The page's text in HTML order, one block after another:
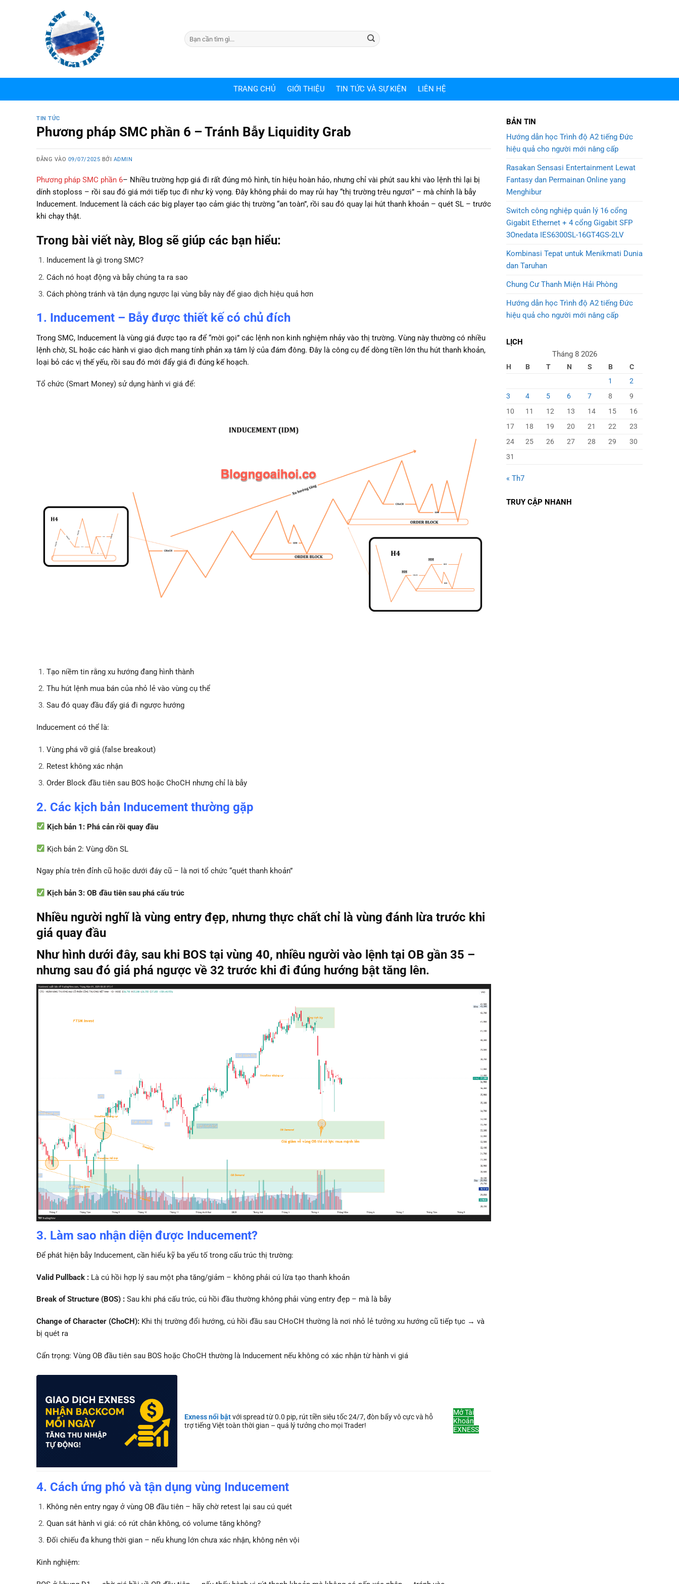
TRANG CHỦ GIỚI THIỆU TIN TỨC VÀ SỰ KIỆN LIÊN HỆ
TIN TỨC
Phương pháp SMC phần 6 – Tránh Bẫy Liquidity Grab
ĐĂNG VÀO 09/07/2025 BỞI ADMIN
Phương pháp SMC phần 6– Nhiều trường hợp giá đi rất đúng mô hình, tín hiệu hoàn hảo, nhưng chỉ vài phút sau khi vào lệnh thì lại bị
dính stoploss – rồi sau đó giá mới tiếp tục đi như kỳ vọng. Đây không phải do may rủi hay “thị trường trêu ngươi” – mà chính là bẫy
Inducement. Inducement là cách các big player tạo cảm giác thị trường “an toàn”, rồi sau đó quay lại hút thanh khoản – quét SL – trước
khi chạy thật.
Trong bài viết này, Blog sẽ giúp các bạn hiểu:
Inducement là gì trong SMC?
Cách nó hoạt động và bẫy chúng ta ra sao
Cách phòng tránh và tận dụng ngược lại vùng bẫy này để giao dịch hiệu quả hơn
1. Inducement – Bẫy được thiết kế có chủ đích
Trong SMC, Inducement là vùng giá được tạo ra để “mời gọi” các lệnh non kinh nghiệm nhảy vào thị trường. Vùng này thường có nhiều
lệnh chờ, SL hoặc các hành vi giao dịch mang tính phản xạ tâm lý của đám đông. Đây là công cụ để dòng tiền lớn thu hút thanh khoản,
loại bỏ các vị thế yếu, rồi sau đó mới đẩy giá đi đúng kế hoạch.
Tổ chức (Smart Money) sử dụng hành vi giá để:
Tạo niềm tin rằng xu hướng đang hình thành
Thu hút lệnh mua bán của nhỏ lẻ vào vùng cụ thể
Sau đó quay đầu đẩy giá đi ngược hướng
Inducement có thể là:
Vùng phá vỡ giả (false breakout)
Retest không xác nhận
Order Block đầu tiên sau BOS hoặc ChoCH nhưng chỉ là bẫy
2. Các kịch bản Inducement thường gặp
Kịch bản 1: Phá cản rồi quay đầu
Kịch bản 2: Vùng dồn SL
Ngay phía trên đỉnh cũ hoặc dưới đáy cũ – là nơi tổ chức “quét thanh khoản”
Kịch bản 3: OB đầu tiên sau phá cấu trúc
Nhiều người nghĩ là vùng entry đẹp, nhưng thực chất chỉ là vùng đánh lừa trước khi
giá quay đầu
Như hình dưới đây, sau khi BOS tại vùng 40, nhiều người vào lệnh tại OB gần 35 –
nhưng sau đó giá phá ngược về 32 trước khi đi đúng hướng bật tăng lên.
3. Làm sao nhận diện được Inducement?
Để phát hiện bẫy Inducement, cần hiểu kỹ ba yếu tố trong cấu trúc thị trường:
Valid Pullback : Là cú hồi hợp lý sau một pha tăng/giảm – không phải cú lừa tạo thanh khoản
Break of Structure (BOS) : Sau khi phá cấu trúc, cú hồi đầu thường không phải vùng entry đẹp – mà là bẫy
Change of Character (ChoCH): Khi thị trường đổi hướng, cú hồi đầu sau CHoCH thường là nơi nhỏ lẻ tưởng xu hướng cũ tiếp tục → và
bị quét ra
Cẩn trọng: Vùng OB đầu tiên sau BOS hoặc ChoCH thường là Inducement nếu không có xác nhận từ hành vi giá
Exness nổi bậtvới spread từ 0.0 pip, rút tiền siêu tốc 24/7, đòn bẩy vô cực và hỗ
trợ tiếng Việt toàn thời gian – quá lý tưởng cho mọi Trader!
Mở Tài
Khoản
EXNESS
4. Cách ứng phó và tận dụng vùng Inducement
Không nên entry ngay ở vùng OB đầu tiên – hãy chờ retest lại sau cú quét
Quan sát hành vi giá: có rút chân không, có volume tăng không?
Đối chiếu đa khung thời gian – nếu khung lớn chưa xác nhận, không nên vội
Kinh nghiệm:
BẢN TIN
Hướng dẫn học Trình độ A2 tiếng Đức
hiệu quả cho người mới nâng cấp
Rasakan Sensasi Entertainment Lewat
Fantasy dan Permainan Online yang
Menghibur
Switch công nghiệp quản lý 16 cổng
Gigabit Ethernet + 4 cổng Gigabit SFP
3Onedata IES6300SL-16GT4GS-2LV
Kombinasi Tepat untuk Menikmati Dunia
dan Taruhan
Chung Cư Thanh Miện Hải Phòng
Hướng dẫn học Trình độ A2 tiếng Đức
hiệu quả cho người mới nâng cấp
LỊCH
Tháng 8 2026
H B T N S B
C
1
2
3
4 5 6 7 8
9
10
11 12 13 14 15
16
17
18 19 20 21 22
23
24
25 26 27 28 29
30
31
« Th7
TRUY CẬP NHANH